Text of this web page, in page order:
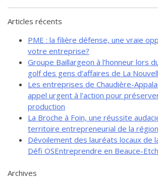
de solidarité
Toile
Événements et
Documentation
Articles récents
PME : la filière défense, une vraie
votre entreprise?
Groupe Baillargeon à l’honneur lors
golf des gens d’affaires de La
Les entreprises de Chaudière-
appel urgent à l’action pour
production
La Broche à Foin, une réussite
territoire entrepreneurial de la région
Dévoilement des lauréats locaux de
Défi OSEntreprendre en Beauce-
Archives